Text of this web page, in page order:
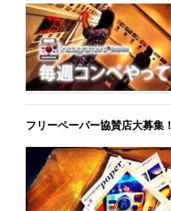
フリーペーパー協賛店大募集！